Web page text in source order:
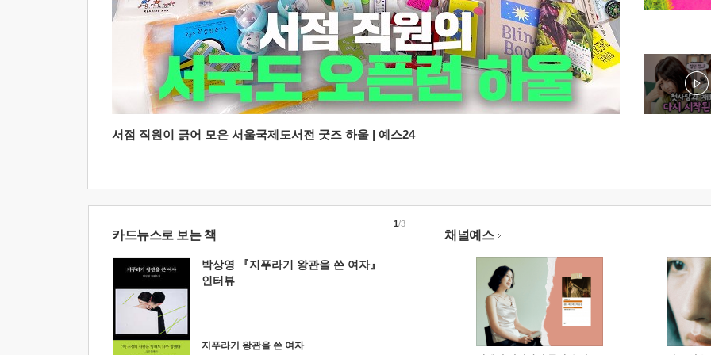
서점 직원이 긁어 모은 서울국제도서전 굿즈 하울 | 예스24
카드뉴스로 보는 책
박상영 『지푸라기 왕관을 쓴 여자』
인터뷰
지푸라기 왕관을 쓴 여자
1/3
채널예스